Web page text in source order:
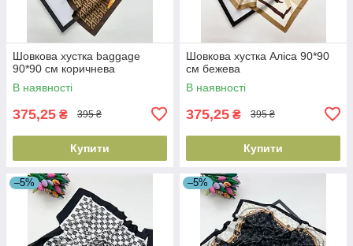
Шовкова хустка baggage
90*90 см коричнева
В наявності
375,25 ₴ 395 ₴
Купити
Шовкова хустка Аліса 90*90
см бежева
В наявності
375,25 ₴ 395 ₴
Купити
–5% –5%